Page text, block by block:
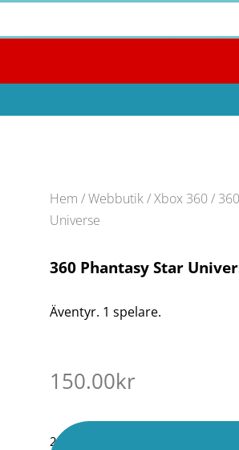
Hem /Webbutik/Xbox 360/
Universe
360 Phantasy Star
Äventyr. 1 spelare.
150.00kr
2 i lager